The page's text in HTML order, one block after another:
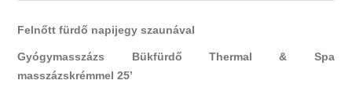
Felnőtt fürdő napijegy szaunával
Gyógymasszázs Bükfürdő Thermal & Spa
masszázskrémmel 25’